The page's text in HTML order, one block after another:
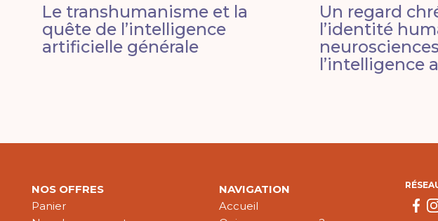
Le transhumanisme et la
quête de l’intelligence
artificielle générale
Un regard
l’identité
l’intelligence
NOS OFFRES
Panier
NAVIGATION
Accueil